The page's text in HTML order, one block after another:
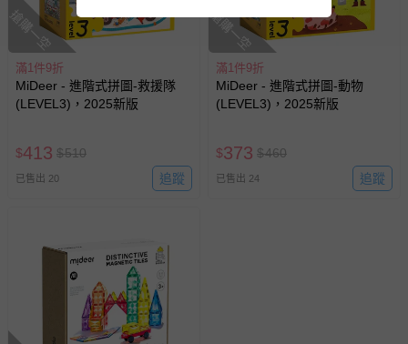
搶購一空
滿1件9折
MiDeer - 進階式拼圖-救援隊
(LEVEL3)，2025新版
$413 $510
已售出 20 追蹤
搶購一空
滿1件9折
MiDeer - 進階式拼圖-動物
(LEVEL3)，2025新版
$373 $460
已售出 24 追蹤